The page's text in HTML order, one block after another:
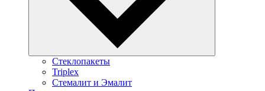
Стеклопакеты
Triplex
Стемалит и Эмалит